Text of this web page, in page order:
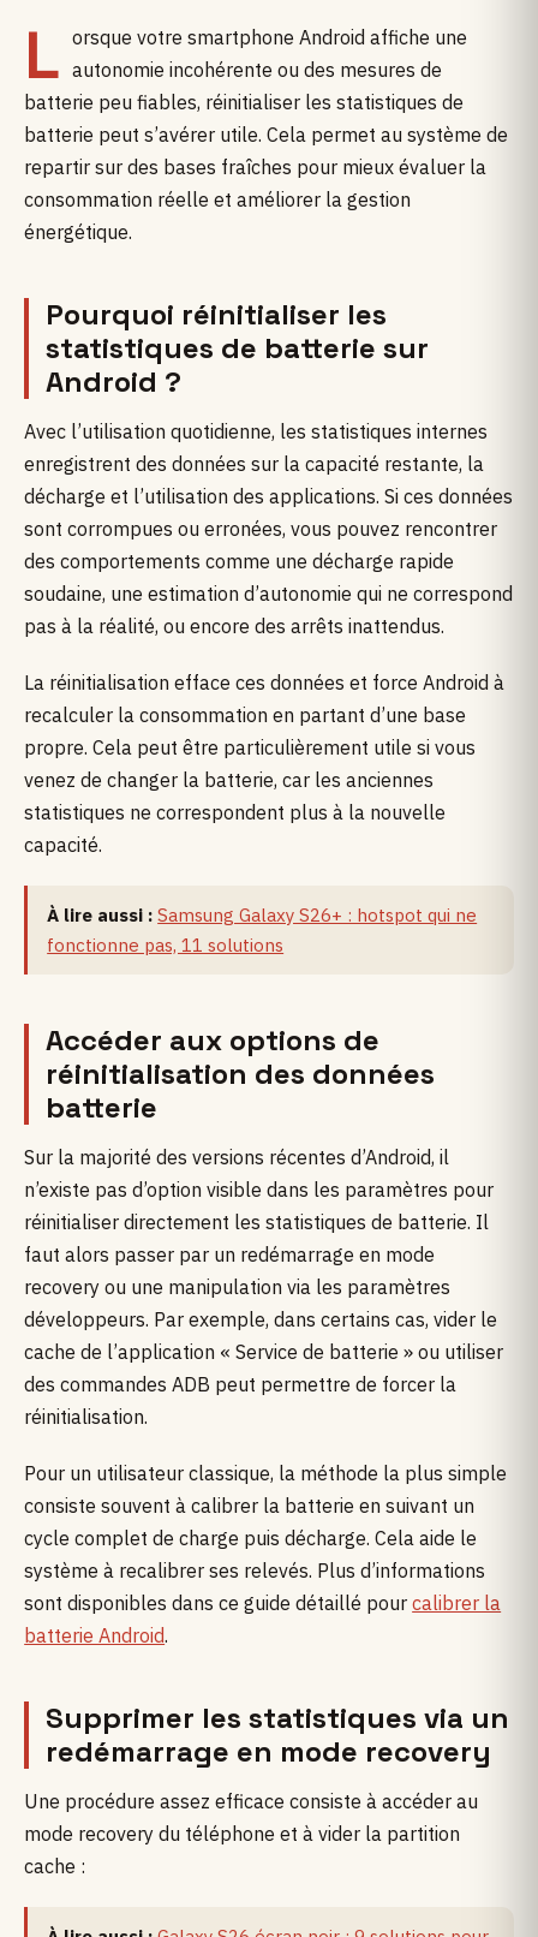
L orsque votre smartphone Android affiche une
autonomie incohérente ou des mesures de
batterie peu fiables, réinitialiser les statistiques de
batterie peut s’avérer utile. Cela permet au système de
repartir sur des bases fraîches pour mieux évaluer la
consommation réelle et améliorer la gestion
énergétique.
Pourquoi réinitialiser les
statistiques de batterie sur
Android ?
Avec l’utilisation quotidienne, les statistiques internes
enregistrent des données sur la capacité restante, la
décharge et l’utilisation des applications. Si ces données
sont corrompues ou erronées, vous pouvez rencontrer
des comportements comme une décharge rapide
soudaine, une estimation d’autonomie qui ne correspond
pas à la réalité, ou encore des arrêts inattendus.
La réinitialisation efface ces données et force Android à
recalculer la consommation en partant d’une base
propre. Cela peut être particulièrement utile si vous
venez de changer la batterie, car les anciennes
statistiques ne correspondent plus à la nouvelle
capacité.
À lire aussi : Samsung Galaxy S26+ : hotspot qui ne
fonctionne pas, 11 solutions
Accéder aux options de
réinitialisation des données
batterie
Sur la majorité des versions récentes d’Android, il
n’existe pas d’option visible dans les paramètres pour
réinitialiser directement les statistiques de batterie. Il
faut alors passer par un redémarrage en mode
recovery ou une manipulation via les paramètres
développeurs. Par exemple, dans certains cas, vider le
cache de l’application « Service de batterie » ou utiliser
des commandes ADB peut permettre de forcer la
réinitialisation.
Pour un utilisateur classique, la méthode la plus simple
consiste souvent à calibrer la batterie en suivant un
cycle complet de charge puis décharge. Cela aide le
système à recalibrer ses relevés. Plus d’informations
sont disponibles dans ce guide détaillé pourcalibrer la
batterie Android.
Supprimer les statistiques via un
redémarrage en mode recovery
Une procédure assez efficace consiste à accéder au
mode recovery du téléphone et à vider la partition
cache :